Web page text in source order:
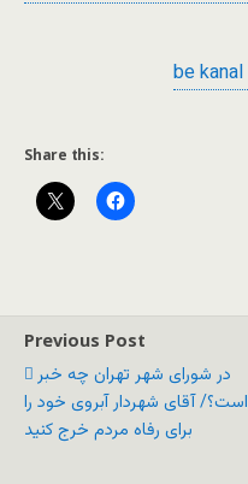
Share this:
Previous Post
در شورای شهر تهران چه خبر
است؟/ آقای شهردار آبروی خود را
برای رفاه مردم خرج کنید